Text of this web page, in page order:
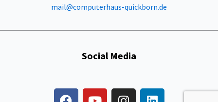
mail@computerhaus-quickborn.de
Social Media
F
Y
I
L